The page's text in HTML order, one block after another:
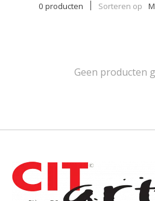
0 producten Sorteren op
Geen producten